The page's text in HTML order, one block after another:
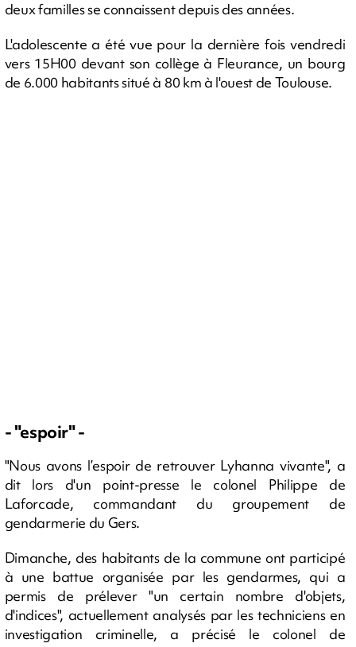
deux familles se connaissent depuis des années.
L'adolescente a été vue pour la dernière fois vendredi
vers 15H00 devant son collège à Fleurance, un bourg
de 6.000 habitants situé à 80 km à l'ouest de Toulouse.
- "espoir" -
"Nous avons l’espoir de retrouver Lyhanna vivante", a
dit lors d'un point-presse le colonel Philippe de
Laforcade, commandant du groupement de
gendarmerie du Gers.
Dimanche, des habitants de la commune ont participé
à une battue organisée par les gendarmes, qui a
permis de prélever "un certain nombre d'objets,
d'indices", actuellement analysés par les techniciens en
investigation criminelle, a précisé le colonel de